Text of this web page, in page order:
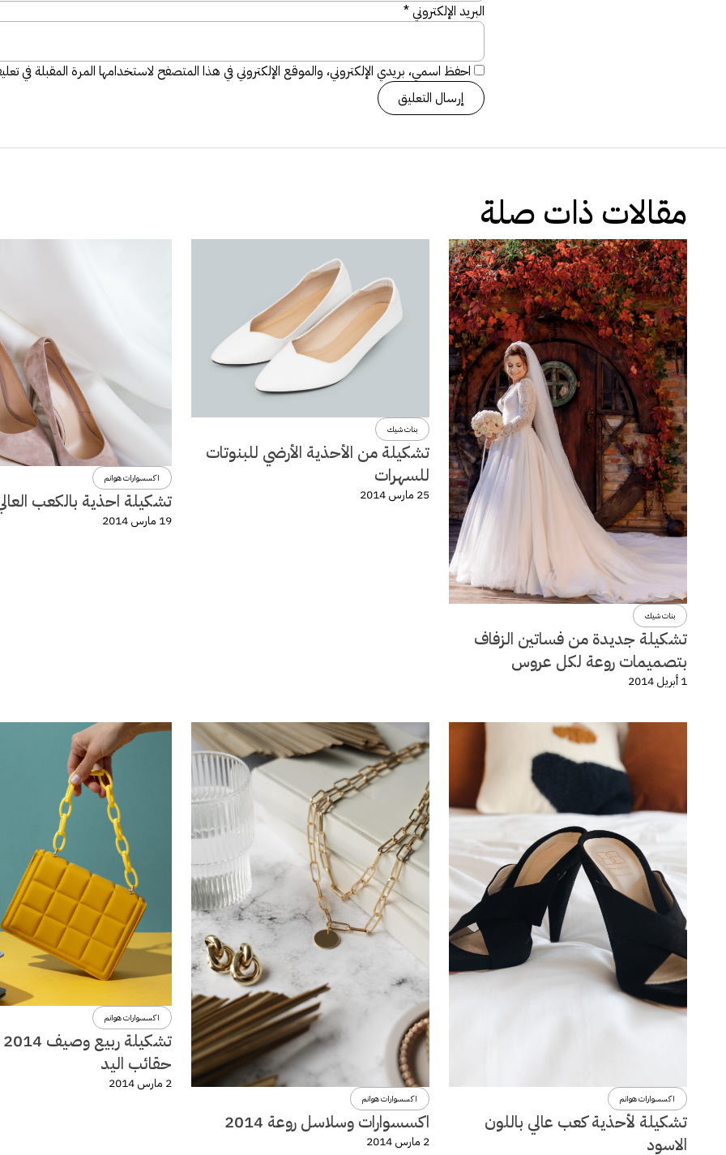
البريد الإلكتروني*
احفظ اسمي، بريدي الإلكتروني، والموقع الإلكتروني في هذا المتصفح لاستخدامها المرة المقبلة في
مقالات ذات صلة
بنات شيك
تشكيلة جديدة من فساتين الزفاف
بتصميمات روعة لكل عروس
1 أبريل 2014
بنات شيك
تشكيلة من الأحذية الأرضي للبنوتات
للسهرات
25 مارس 2014
اكسسوارات هوانم
تشكيلة احذية بالكعب
19 مارس 2014
اكسسوارات هوانم
تشكيلة لأحذية كعب عالي باللون
الاسود
اكسسوارات هوانم
اكسسوارات وسلاسل روعة 2014
2 مارس 2014
اكسسوارات هوانم
حقائب اليد
2 مارس 2014